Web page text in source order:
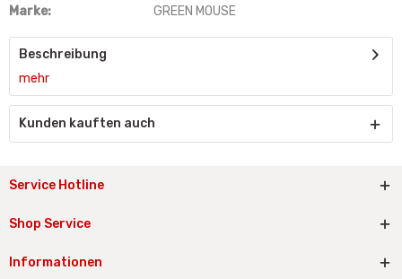
Marke:
GREEN MOUSE
Beschreibung
mehr
Kunden kauften auch
Service Hotline
Shop Service
Informationen